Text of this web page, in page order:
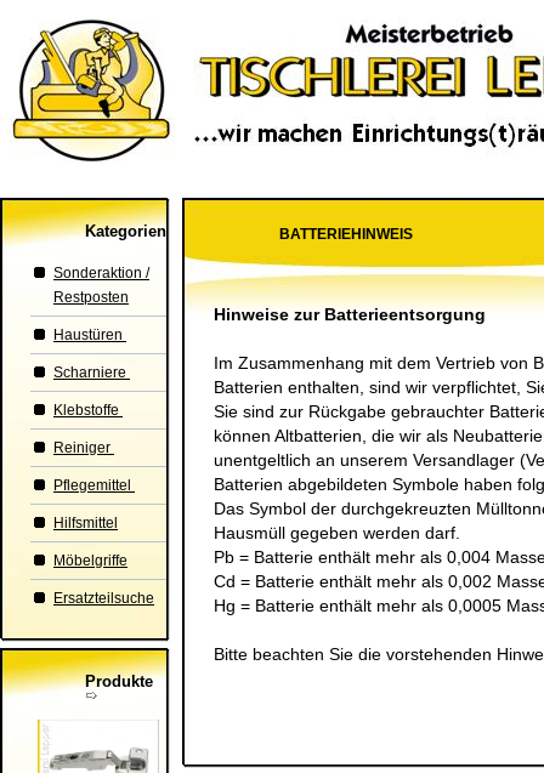
Kategorien
Sonderaktion /
Restposten
Haustüren
Scharniere
Klebstoffe
Reiniger
Pflegemittel
Hilfsmittel
Möbelgriffe
Ersatzteilsuche
Produkte
BATTERIEHINWEIS
Hinweise zur Batterieentsorgung
Im Zusammenhang mit dem Vertrieb von
Batterien enthalten, sind wir verpflichtet,
Sie sind zur Rückgabe gebrauchter
können Altbatterien, die wir als
unentgeltlich an unserem Versandlager
Batterien abgebildeten Symbole haben
Das Symbol der durchgekreuzten
Hausmüll gegeben werden darf.
Pb = Batterie enthält mehr als 0,004
Cd = Batterie enthält mehr als 0,002
Hg = Batterie enthält mehr als 0,0005
Bitte beachten Sie die vorstehenden